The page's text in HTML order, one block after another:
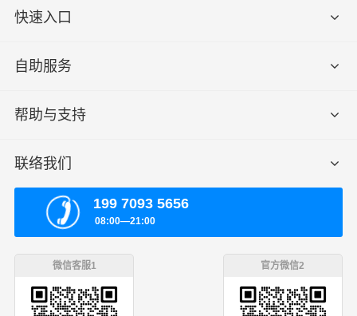
快速入口
自助服务
帮助与支持
联络我们
199 7093 5656
08:00—21:00
微信客服1 官方微信2